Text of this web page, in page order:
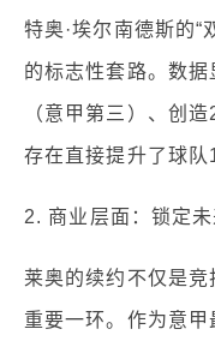
特奥·埃尔南德斯的“
的标志性套路。数
（意甲第三）、创
存在直接提升了球队
2. 商业层面：锁定
莱奥的续约不仅是
重要一环。作为意甲